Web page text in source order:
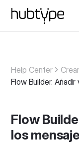
Help Center
Flow Builder:
Flow
los